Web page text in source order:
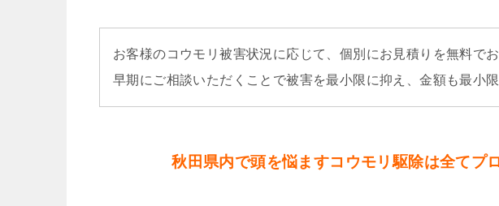
お客様のコウモリ被害状況に応じて、個別にお見積りを無料でお
早期にご相談いただくことで被害を最小限に抑え、金額も最小
秋田県内で頭を悩ますコウモリ駆除は全てプ